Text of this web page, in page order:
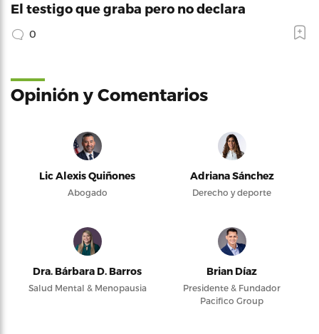
El testigo que graba pero no declara
0
Opinión y Comentarios
Lic Alexis Quiñones
Abogado
Adriana Sánchez
Derecho y deporte
Dra. Bárbara D. Barros
Salud Mental & Menopausia
Brian Díaz
Presidente & Fundador
Pacifico Group